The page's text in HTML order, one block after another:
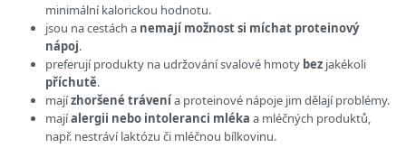
minimální kalorickou hodnotu.
jsou na cestách a nemají možnost si míchat proteinový
nápoj.
preferují produkty na udržování svalové hmoty bez jakékoli
příchutě.
majízhoršené trávenía proteinové nápoje jim dělají problémy.
majíalergii nebo intoleranci mléka a mléčných produktů,
např. nestráví laktózu či mléčnou bílkovinu.